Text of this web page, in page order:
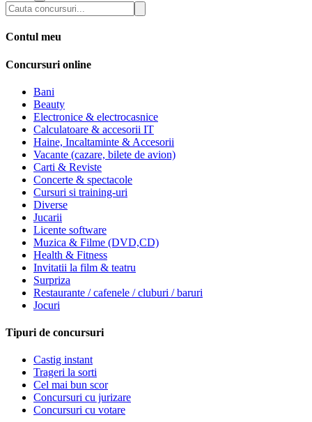
Contul meu
Concursuri online
Bani
Beauty
Electronice & electrocasnice
Calculatoare & accesorii IT
Haine, Incaltaminte & Accesorii
Vacante (cazare, bilete de avion)
Carti & Reviste
Concerte & spectacole
Cursuri si training-uri
Diverse
Jucarii
Licente software
Muzica & Filme (DVD,CD)
Health & Fitness
Invitatii la film & teatru
Surpriza
Restaurante / cafenele / cluburi / baruri
Jocuri
Tipuri de concursuri
Castig instant
Trageri la sorti
Cel mai bun scor
Concursuri cu jurizare
Concursuri cu votare